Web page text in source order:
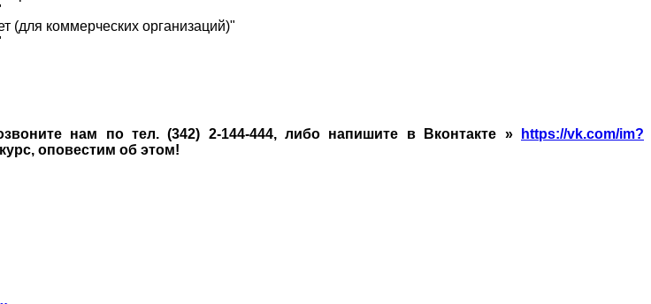
(для коммерческих организаций)"
нам по тел. (342) 2-144-444, либо напишите в Вконтакте »
https://vk.com/im?
оповестим об этом!